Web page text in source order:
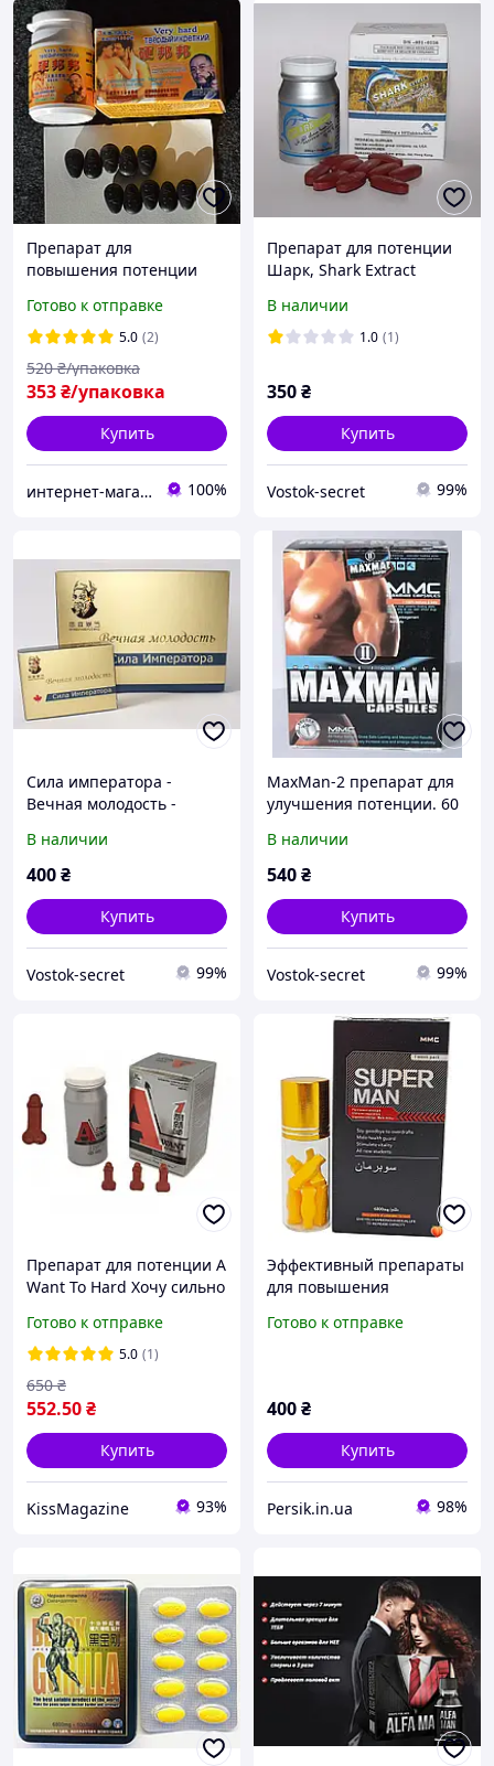
Препарат для
повышения потенции
Здоровья мужчины,
Натуральные
возбуждающие средства
для Мощной эрекции
Готово к отправке
5.0 (2)
353₴/упаковка
520 ₴/упаковка
Купить
интернет-магазин "Светлячок" 100%
Препарат для потeнции
Шарк, Shark Extract
В наличии
1.0 (1)
350₴
Купить
Vostok-secret 99%
Сила императора -
Вечная молодость -
В наличии
400₴
Купить
Vostok-secret 99%
MaxMan-2 препарат для
улучшения потeнции. 60
В наличии
540₴
Купить
Vostok-secret 99%
Препарат для потенции A
Want To Hard Хочу сильно
таблеток)
Готово к отправке
5.0 (1)
552.50₴
650 ₴
Купить
KissMagazine 93%
Эффективный препараты
для повышения
Superman 10 таблеток
Готово к отправке
400₴
Купить
Persik.in.ua 98%